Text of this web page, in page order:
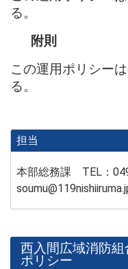
る。
附則
この運用ポリシー
る。
担当
本部総務課 TEL：
西入間広域消防
ポリシー